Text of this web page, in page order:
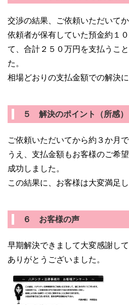
交渉の結果、ご依頼いただいて
依頼者が保有していた預金約１
て、合計２５０万円を支払うこ
た。
相場どおりの支払金額での解決に
５ 解決のポイント（所感）
ご依頼いただいてから約３か月
うえ、支払金額もお客様のご希
成功しました。
この結果に、お客様は大変満足
６ お客様の声
早期解決できまして大変感謝して
ありがとうございました。